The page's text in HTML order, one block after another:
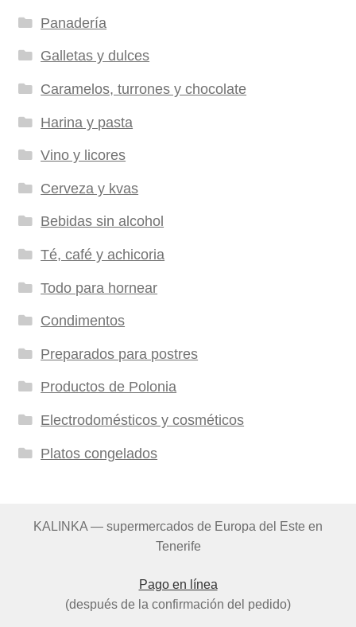
Panadería
Galletas y dulces
Caramelos, turrones y chocolate
Harina y pasta
Vino y licores
Cerveza y kvas
Bebidas sin alcohol
Té, café y achicoria
Todo para hornear
Condimentos
Preparados para postres
Productos de Polonia
Electrodomésticos y cosméticos
Platos congelados
KALINKA — supermercados de Europa del Este en
Tenerife
Pago en línea
(después de la confirmación del pedido)